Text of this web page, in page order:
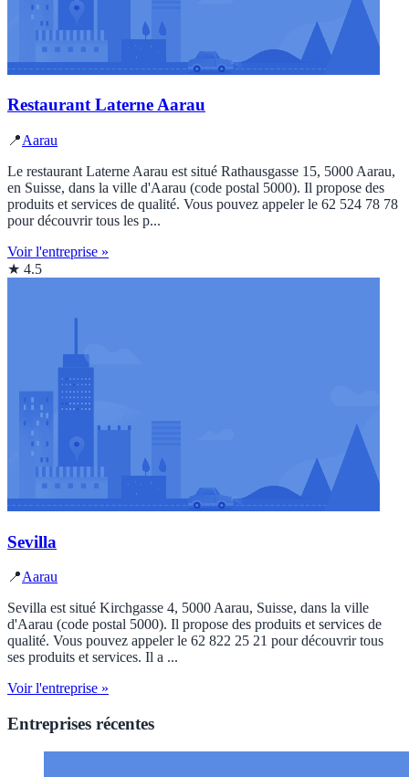
Restaurant Laterne Aarau
📍Aarau
Le restaurant Laterne Aarau est situé Rathausgasse 15, 5000 Aarau,
en Suisse, dans la ville d'Aarau (code postal 5000). Il propose des
produits et services de qualité. Vous pouvez appeler le 62 524 78 78
pour découvrir tous les p...
Voir l'entreprise »
★ 4.5
Sevilla
📍Aarau
Sevilla est situé Kirchgasse 4, 5000 Aarau, Suisse, dans la ville
d'Aarau (code postal 5000). Il propose des produits et services de
qualité. Vous pouvez appeler le 62 822 25 21 pour découvrir tous
ses produits et services. Il a ...
Voir l'entreprise »
Entreprises récentes